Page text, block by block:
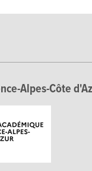
Alpes-Côte